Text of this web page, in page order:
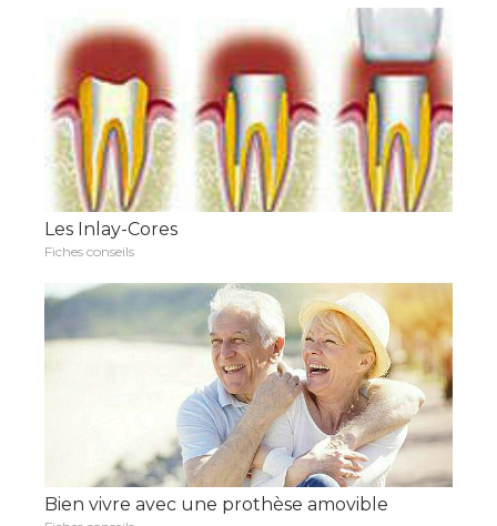
Les Inlay-Cores
Fiches conseils
Bien vivre avec une prothèse amovible